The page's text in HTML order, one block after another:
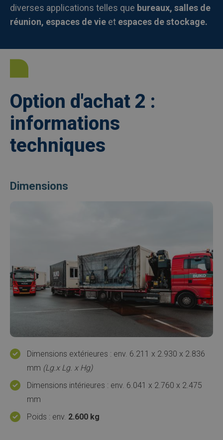
diverses applications telles que bureaux, salles de
réunion, espaces de vie et espaces de stockage.
Option d'achat 2 :
informations
techniques
Dimensions
Dimensions extérieures : env. 6.211 x 2.930 x 2.836
mm (Lg.x Lg. x Hg)
Dimensions intérieures : env. 6.041 x 2.760 x 2.475
mm
Poids : env. 2.600 kg